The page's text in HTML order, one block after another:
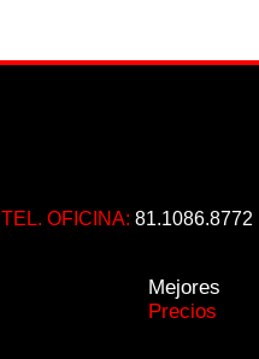
TEL. OFICINA: 81.1086.8772
Mejores
Precios